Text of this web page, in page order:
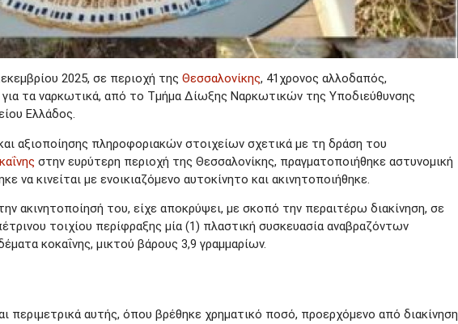
2025, σε περιοχή της Θεσσαλονίκης, 41χρονος αλλοδαπός,
τα ναρκωτικά, από το Τμήμα Δίωξης Ναρκωτικών της Υποδιεύθυνσης
Ελλάδος.
αξιοποίησης πληροφοριακών στοιχείων σχετικά με τη δράση του
στην ευρύτερη περιοχή της Θεσσαλονίκης, πραγματοποιήθηκε αστυνομική
να κινείται με ενοικιαζόμενο αυτοκίνητο και ακινητοποιήθηκε.
ακινητοποίησή του, είχε αποκρύψει, με σκοπό την περαιτέρω διακίνηση, σε
τοιχίου περίφραξης μία (1) πλαστική συσκευασία αναβραζόντων
κοκαΐνης, μικτού βάρους 3,9 γραμμαρίων.
περιμετρικά αυτής, όπου βρέθηκε χρηματικό ποσό, προερχόμενο από διακίνηση